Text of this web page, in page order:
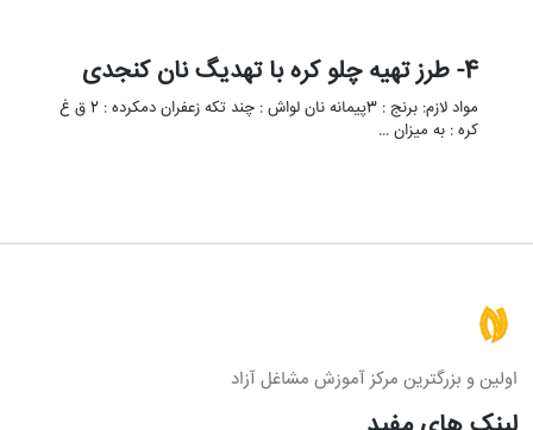
4- طرز تهیه چلو کره با تهدیگ نان کنجدی
مواد لازم: برنج : 3پیمانه نان لواش : چند تکه زعفران دمکرده : 2 ق غ
کره : به میزان …
اولین و بزرگترین مرکز آموزش مشاغل آزاد